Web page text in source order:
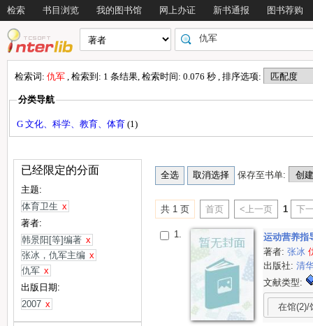
检索 书目浏览 我的图书馆 网上办证 新书通报 图书荐购
检索词: 仇军 , 检索到: 1 条结果, 检索时间: 0.076 秒 , 排序选项:
分类导航
G 文化、科学、教育、体育 (1)
已经限定的分面
主题:
体育卫生 x
著者:
韩景阳[等]编著 x
张冰，仇军主编 x
仇军 x
出版日期:
2007 x
保存至书单:
共 1 页 首页 <上一页 1 下
1.
运动营养指
著者:张冰
出版社:清
文献类型:
在馆(2)/